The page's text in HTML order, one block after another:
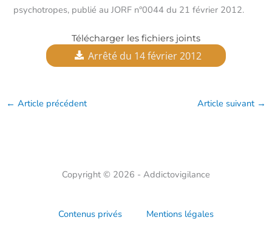
psychotropes, publié au JORF n°0044 du 21 février 2012.
Télécharger les fichiers joints
Arrêté du 14 février 2012
← Article précédent Article suivant →
Copyright © 2026 - Addictovigilance
Contenus privés Mentions légales